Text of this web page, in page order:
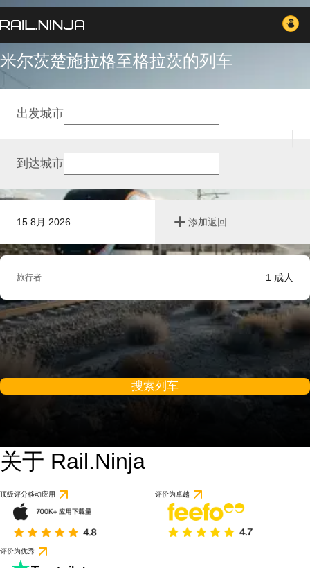
米尔茨楚施拉格至格拉茨的列车
15 8月 2026 添加返回
出发城市
到达城市
旅行者 1 成人
搜索列车
关于 Rail.Ninja
顶级评分移动应用 评价为卓越
评价为优秀